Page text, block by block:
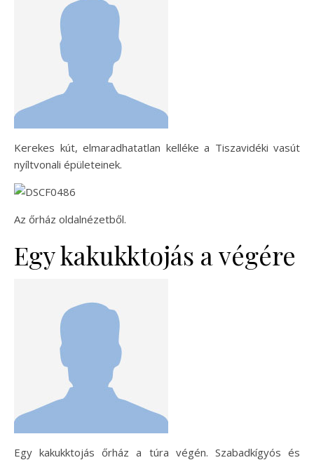
Kerekes kút, elmaradhatatlan kelléke a Tiszavidéki vasút
nyíltvonali épületeinek.
Az őrház oldalnézetből.
Egy kakukktojás a végére
Egy kakukktojás őrház a túra végén. Szabadkígyós és